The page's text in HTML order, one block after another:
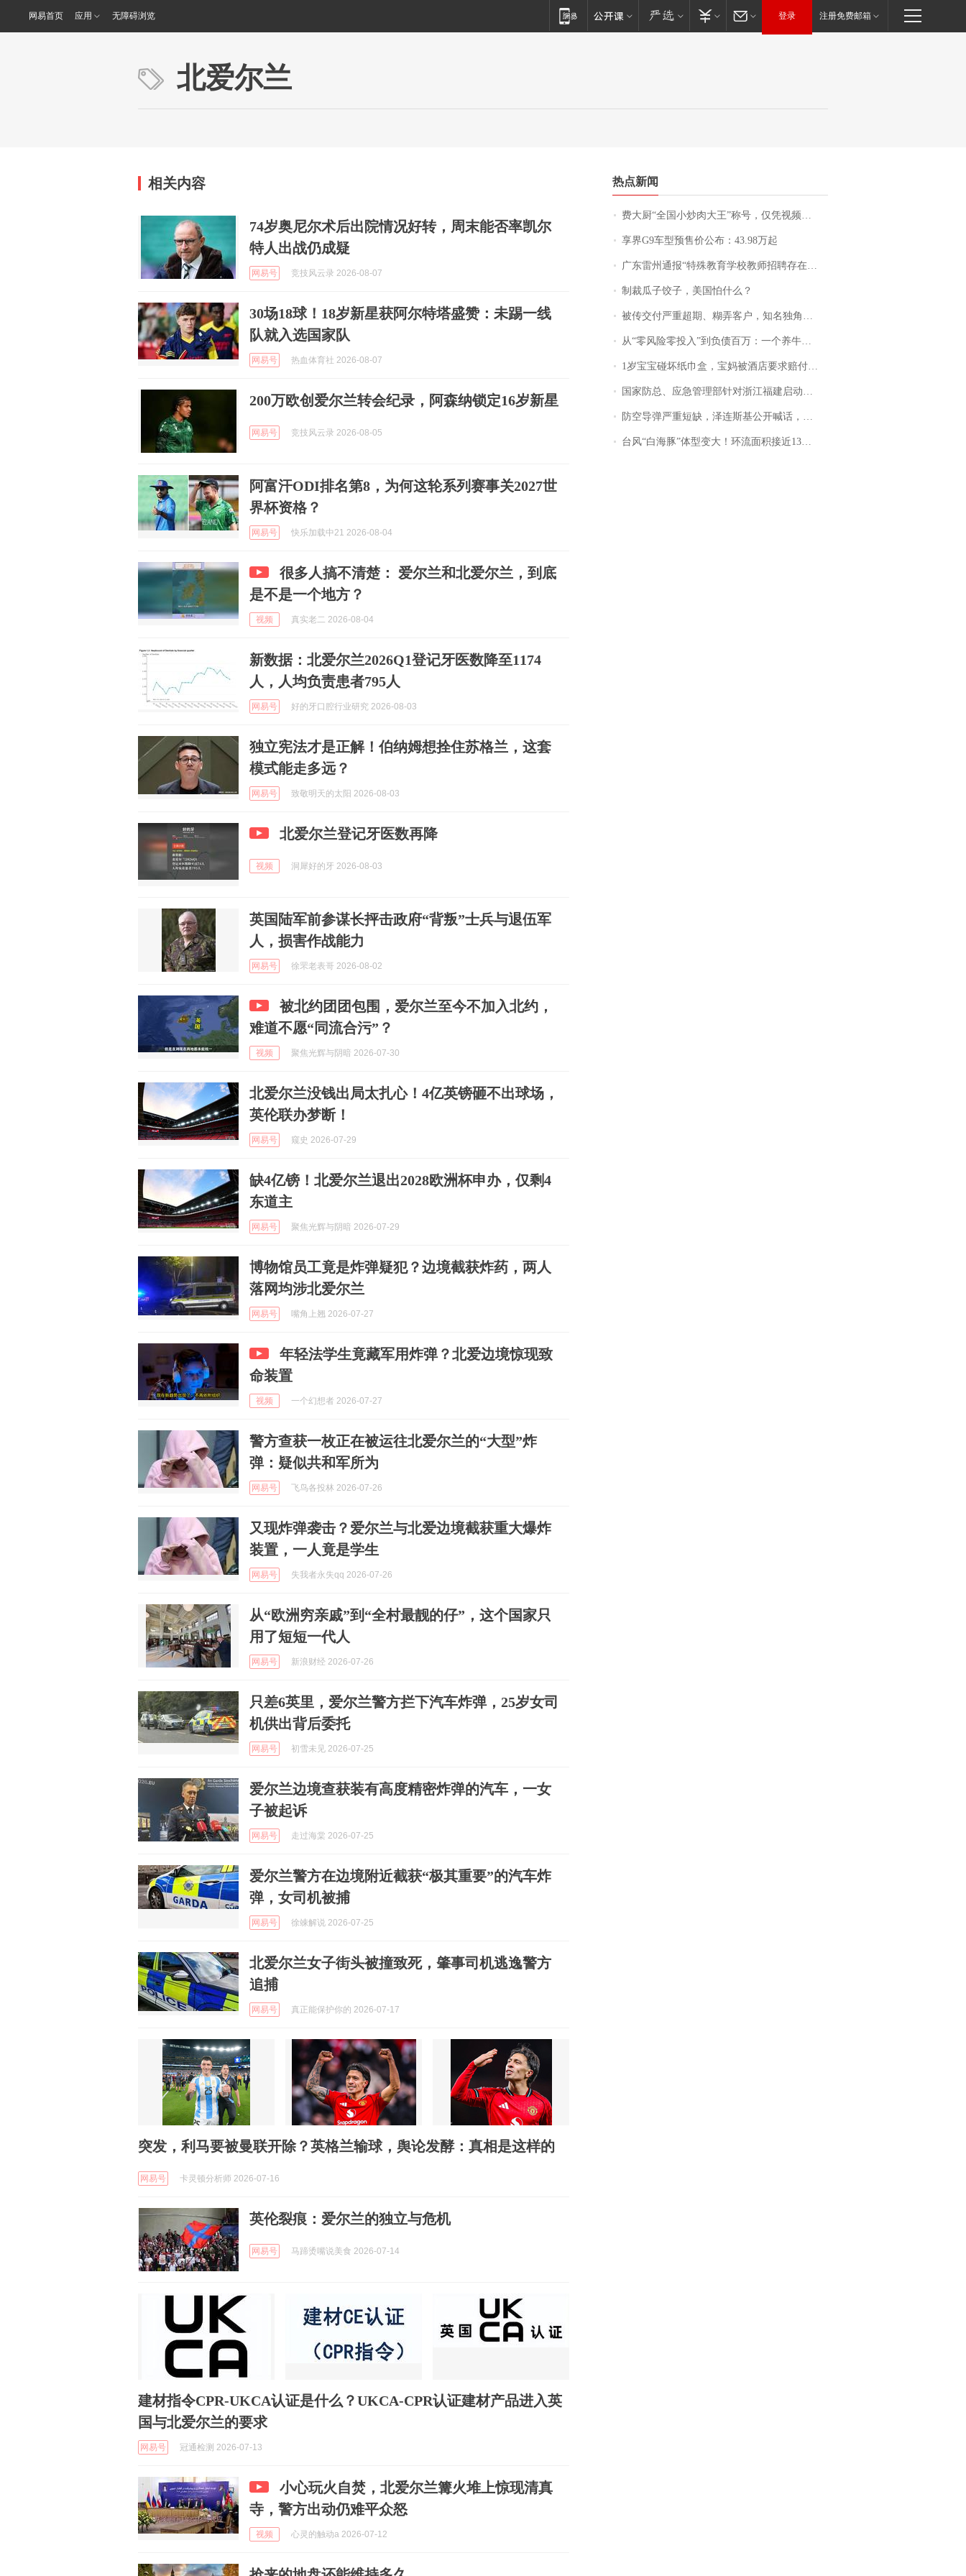
网易首页 应用 无障碍浏览 登录 注册免费邮箱
北爱尔兰
相关内容
74岁奥尼尔术后出院情况好转，周末能否率凯尔
特人出战仍成疑
网易号 竞技风云录 2026-08-07
30场18球！18岁新星获阿尔特塔盛赞：未踢一线
队就入选国家队
网易号 热血体育社 2026-08-07
200万欧创爱尔兰转会纪录，阿森纳锁定16岁新星
网易号 竞技风云录 2026-08-05
阿富汗ODI排名第8，为何这轮系列赛事关2027世
界杯资格？
网易号 快乐加载中21 2026-08-04
很多人搞不清楚： 爱尔兰和北爱尔兰，到底
是不是一个地方？
视频 真实老二 2026-08-04
新数据：北爱尔兰2026Q1登记牙医数降至1174
人，人均负责患者795人
网易号 好的牙口腔行业研究 2026-08-03
独立宪法才是正解！伯纳姆想拴住苏格兰，这套
模式能走多远？
网易号 致敬明天的太阳 2026-08-03
北爱尔兰登记牙医数再降
视频 洞犀好的牙 2026-08-03
英国陆军前参谋长抨击政府“背叛”士兵与退伍军
人，损害作战能力
网易号 徐罘老表哥 2026-08-02
被北约团团包围，爱尔兰至今不加入北约，
难道不愿“同流合污”？
视频 聚焦光辉与阴暗 2026-07-30
北爱尔兰没钱出局太扎心！4亿英镑砸不出球场，
英伦联办梦断！
网易号 窥史 2026-07-29
缺4亿镑！北爱尔兰退出2028欧洲杯申办，仅剩4
东道主
网易号 聚焦光辉与阴暗 2026-07-29
博物馆员工竟是炸弹疑犯？边境截获炸药，两人
落网均涉北爱尔兰
网易号 嘴角上翘 2026-07-27
年轻法学生竟藏军用炸弹？北爱边境惊现致
命装置
视频 一个幻想者 2026-07-27
警方查获一枚正在被运往北爱尔兰的“大型”炸
弹：疑似共和军所为
网易号 飞鸟各投林 2026-07-26
又现炸弹袭击？爱尔兰与北爱边境截获重大爆炸
装置，一人竟是学生
网易号 失我者永失qq 2026-07-26
从“欧洲穷亲戚”到“全村最靓的仔”，这个国家只
用了短短一代人
网易号 新浪财经 2026-07-26
只差6英里，爱尔兰警方拦下汽车炸弹，25岁女司
机供出背后委托
网易号 初雪未见 2026-07-25
爱尔兰边境查获装有高度精密炸弹的汽车，一女
子被起诉
网易号 走过海棠 2026-07-25
爱尔兰警方在边境附近截获“极其重要”的汽车炸
弹，女司机被捕
网易号 徐竦解说 2026-07-25
北爱尔兰女子街头被撞致死，肇事司机逃逸警方
追捕
网易号 真正能保护你的 2026-07-17
突发，利马要被曼联开除？英格兰输球，舆论发酵：真相是这样的
网易号 卡灵顿分析师 2026-07-16
英伦裂痕：爱尔兰的独立与危机
网易号 马蹄烫嘴说美食 2026-07-14
建材指令CPR-UKCA认证是什么？UKCA-CPR认证建材产品进入英
国与北爱尔兰的要求
网易号 冠通检测 2026-07-13
小心玩火自焚，北爱尔兰篝火堆上惊现清真
寺，警方出动仍难平众怒
视频 心灵的触动a 2026-07-12
热点新闻
费大厨“全国小炒肉大王”称号，仅凭视频评出？中国烹饪协会回应
享界G9车型预售价公布：43.98万起
广东雷州通报“特殊教育学校教师招聘存在违规行为”：已启动问责程序 副校长被停职
制裁瓜子饺子，美国怕什么？
被传交付严重超期、糊弄客户，知名独角兽车企创始人回应：都没证据，将依法采取措施，“本人长期与美国交管局保持沟通，对方表示肯定”
从“零风险零投入”到负债百万：一个养牛项目崩盘后，谁该为农户的贷款买单丨红星调查
1岁宝宝碰坏纸巾盒，宝妈被酒店要求赔付924元！三亚一酒店回复：骨瓷定制！网友一查价格，吵翻了
国家防总、应急管理部针对浙江福建启动防汛防台风四级应急响应
防空导弹严重短缺，泽连斯基公开喊话，乌克兰失去导弹拦截能力？
台风“白海豚”体型变大！环流面积接近13个浙江那么大